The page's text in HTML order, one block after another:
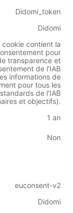
Didomi_token
Didomi
cookie contient la
pour
transparence et
de l'IAB
informations de
pour tous les
standards de l'IAB
et objectifs).
1 an
Non
euconsent-v2
Didomi